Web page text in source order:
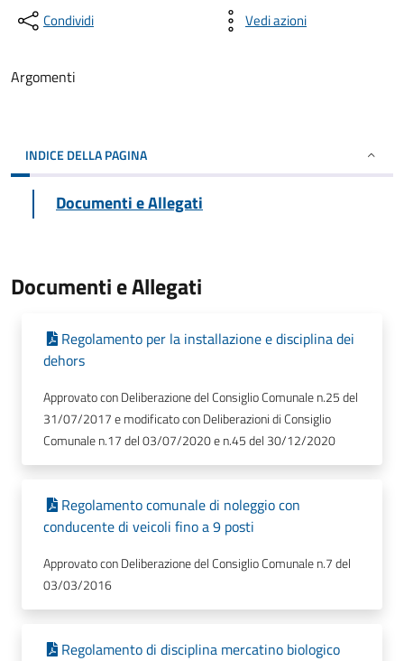
Condividi Vedi azioni
Argomenti
INDICE DELLA PAGINA
Documenti e Allegati
Documenti e Allegati
Regolamento per la installazione e disciplina dei
dehors
Approvato con Deliberazione del Consiglio Comunale n.25 del
31/07/2017 e modificato con Deliberazioni di Consiglio
Comunale n.17 del 03/07/2020 e n.45 del 30/12/2020
Regolamento comunale di noleggio con
conducente di veicoli fino a 9 posti
Approvato con Deliberazione del Consiglio Comunale n.7 del
03/03/2016
Regolamento di disciplina mercatino biologico